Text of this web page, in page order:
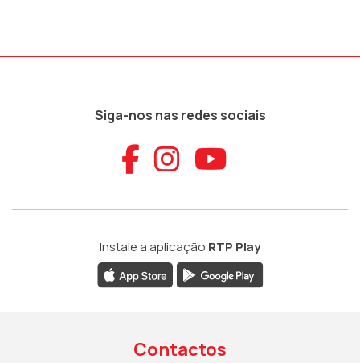
Siga-nos nas redes sociais
Aceder ao
Aceder ao
Aceder
Instale a aplicação RTP Play
Contactos